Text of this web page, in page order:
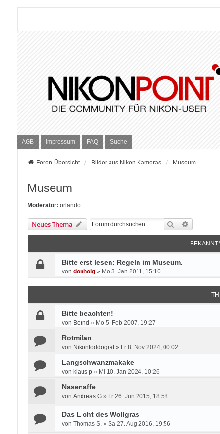
AGB Impressum FAQ Suche
Foren-Übersicht Bilder aus Nikon Kameras Museum
Museum
Moderator: orlando
Neues Thema Suche
Bitte erst lesen: Regeln im Museum.
von donholg» Mo 3. Jan 2011, 15:16
Bitte beachten!
von Bernd » Mo 5. Feb 2007, 19:27
Rotmilan
von Nikonfoddograf» Fr 8. Nov 2024, 00:02
Langschwanzmakake
von klaus p» Mi 10. Jan 2024, 10:26
Nasenaffe
von Andreas G» Fr 26. Jun 2015, 18:58
Das Licht des Wollgras
von Thomas S.» Sa 27. Aug 2016, 19:56